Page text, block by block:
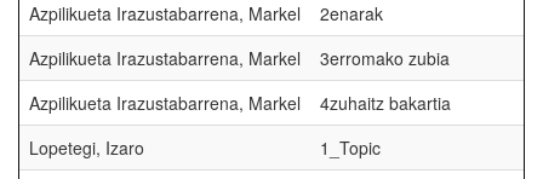
Azpilikueta Irazustabarrena, Markel
2enarak
Azpilikueta Irazustabarrena, Markel
3erromako zubia
Azpilikueta Irazustabarrena, Markel
4zuhaitz bakartia
Lopetegi, Izaro
1_Topic